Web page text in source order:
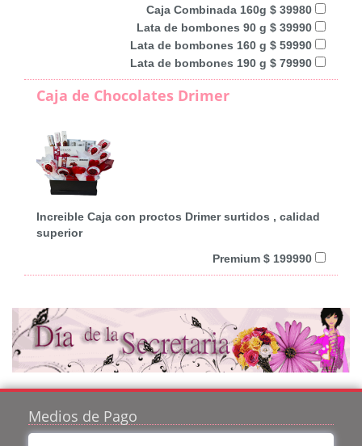
Caja Combinada 160g $ 39980
Lata de bombones 90 g $ 39990
Lata de bombones 160 g $ 59990
Lata de bombones 190 g $ 79990
Caja de Chocolates Drimer
Increible Caja con proctos Drimer surtidos , calidad
superior
Premium $ 199990
Medios de Pago